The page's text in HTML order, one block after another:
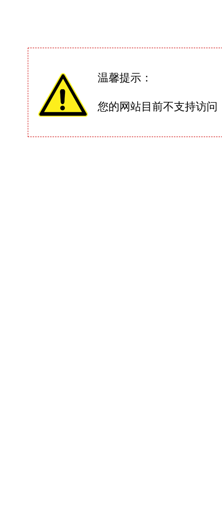
温馨提示：
您的网站目前不支持访